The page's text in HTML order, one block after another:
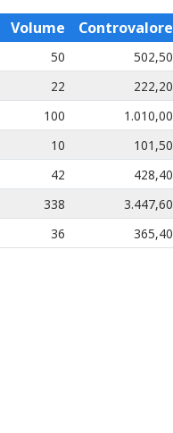
Volume Controvalore
50
502,50
22
222,20
100
1.010,00
10
101,50
42
428,40
338
3.447,60
36 365,40